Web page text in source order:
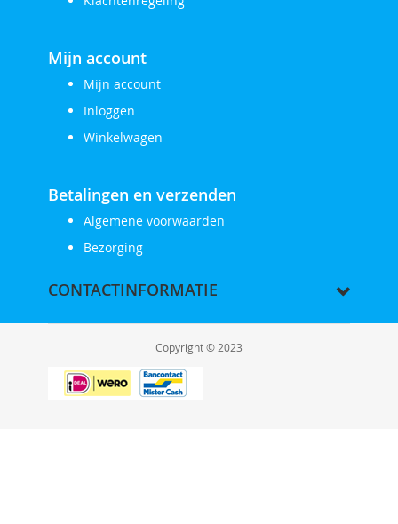
Mijn account
Mijn account
Inloggen
Winkelwagen
Betalingen en verzenden
Algemene voorwaarden
Bezorging
CONTACTINFORMATIE
Copyright © 2023